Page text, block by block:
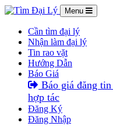
Menu
Cần tìm đại lý
Nhận làm đại lý
Tin rao vặt
Hướng Dẫn
Báo Giá
Báo giá đăng tin
hợp tác
Đăng Ký
Đăng Nhập